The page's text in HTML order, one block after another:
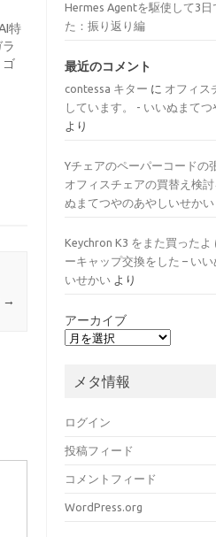
特
ゴ
→
Hermes Agentを駆使して3
た：振り返り編
最近のコメント
contessa キター に オフィス
しています。 - いいぬまて
より
Yチェアのペーパーコードの
オフィスチェアの買替え検
ぬまてつやのあやしいせかい
Keychron K3 をまた買ったよ
ーキャップ交換をした – い
いせかい より
アーカイブ
メタ情報
ログイン
投稿フィード
コメントフィード
WordPress.org